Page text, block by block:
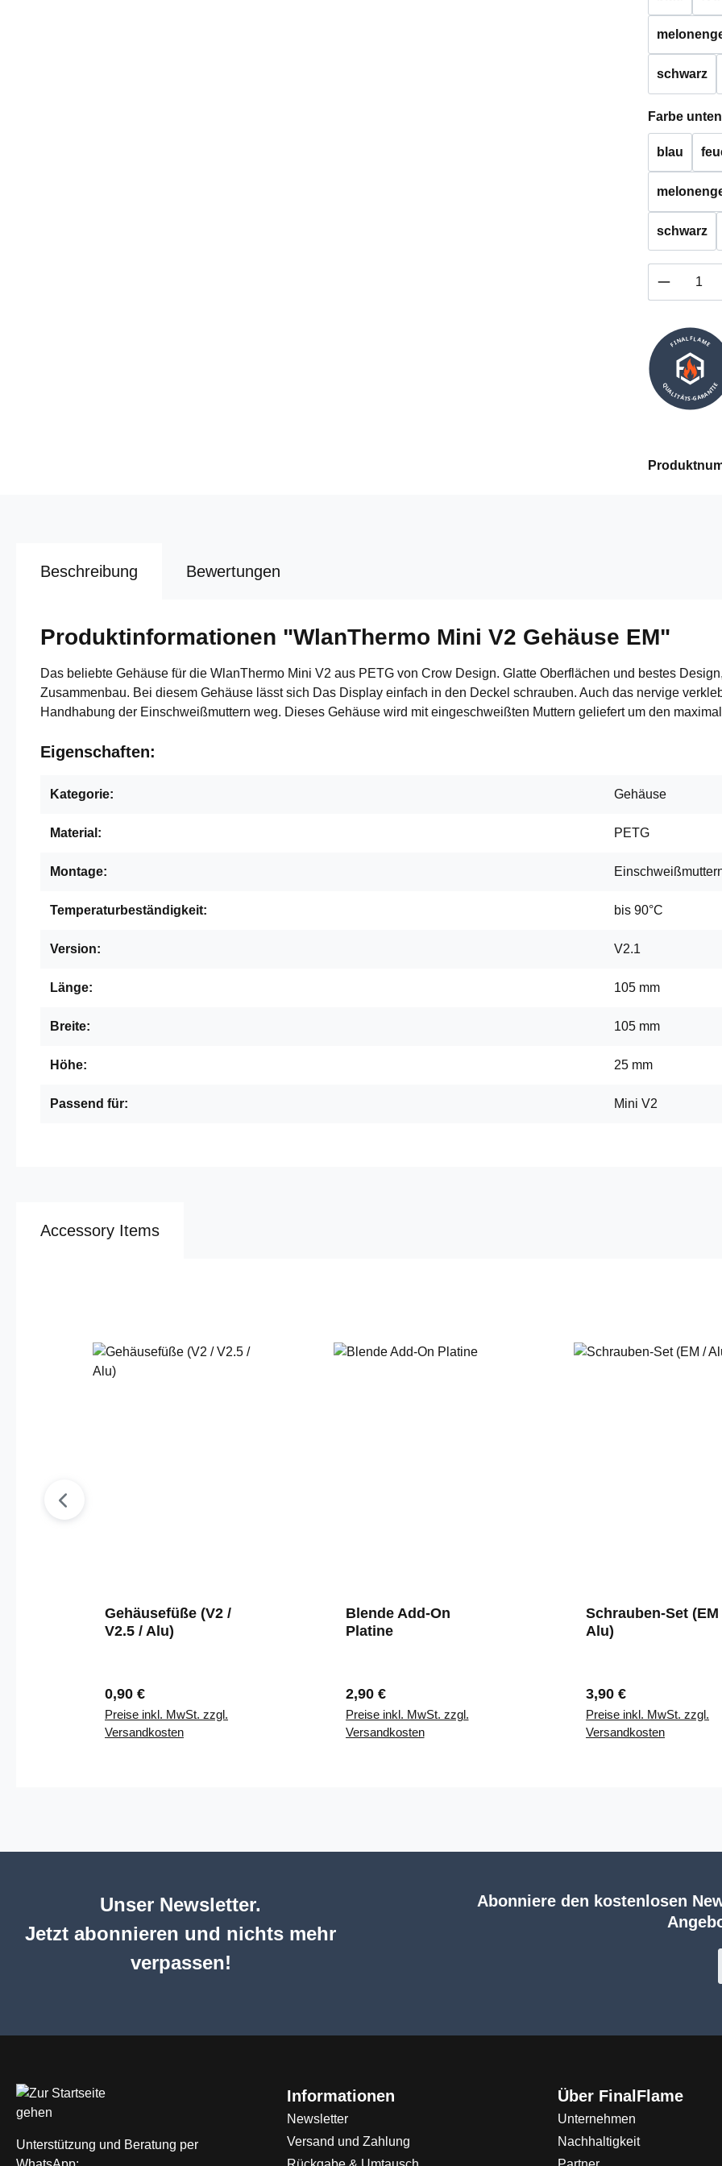
schwarz
Farbe unten
blau
schwarz
FINALFLAME
QUALITÄTS-GARANTIE
Beschreibung Bewertungen
Produktinformationen "WlanThermo Mini V2 Gehäuse EM"
Das beliebte Gehäuse für die WlanThermo Mini V2 aus PETG von Crow Design. Glatte Oberflächen und bestes
Zusammenbau. Bei diesem Gehäuse lässt sich Das Display einfach in den Deckel schrauben. Auch das nervige
Handhabung der Einschweißmuttern weg. Dieses Gehäuse wird mit eingeschweißten Muttern geliefert um den
Eigenschaften:
Kategorie: Gehäuse
Material: PETG
Montage:
Temperaturbeständigkeit: bis 90°C
Version: V2.1
Länge: 105 mm
Breite: 105 mm
Höhe: 25 mm
Passend für: Mini V2
Accessory Items
Gehäusefüße (V2 /
V2.5 / Alu)
Regulärer Preis:
0,90 €
Preise inkl. MwSt. zzgl.
Versandkosten
Blende Add-On
Platine
Regulärer Preis:
2,90 €
Preise inkl. MwSt. zzgl.
Versandkosten
Schrauben-Set (EM
Alu)
Regulärer Preis:
3,90 €
Preise inkl. MwSt. zzgl.
Versandkosten
Unser Newsletter.
Jetzt abonnieren und nichts mehr
verpassen!
Abonniere den kostenlosen
Unterstützung und Beratung per
Informationen
Newsletter
Versand und Zahlung
Über FinalFlame
Unternehmen
Nachhaltigkeit